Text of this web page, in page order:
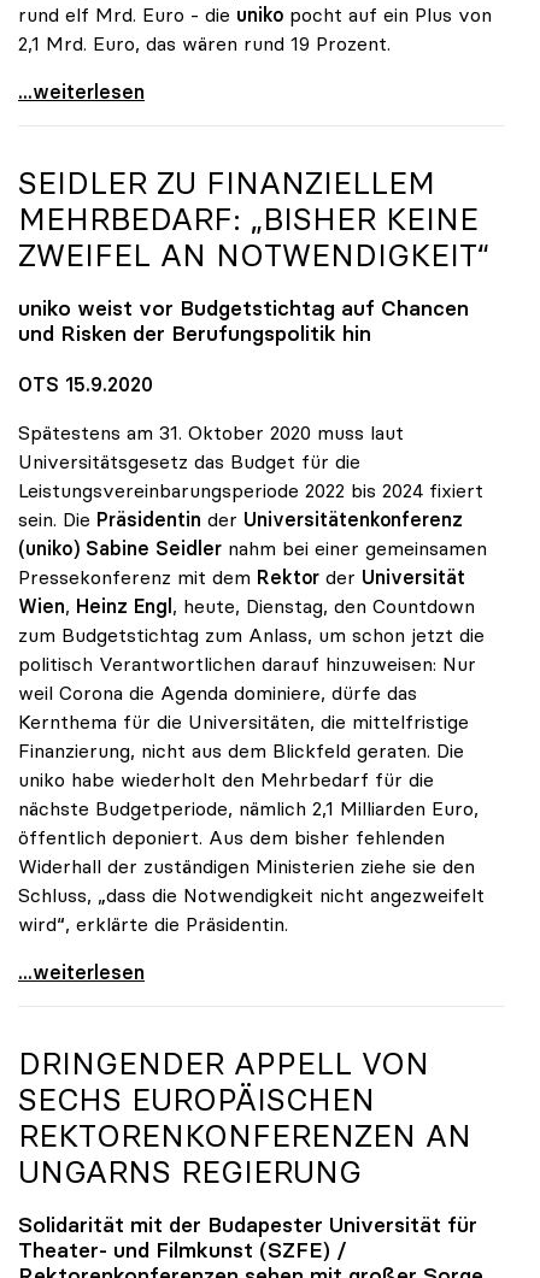
rund elf Mrd. Euro - die uniko pocht auf ein Plus von
2,1 Mrd. Euro, das wären rund 19 Prozent.
Uni-Budget: Ringen um Finanzen ab 2022
...weiterlesen
SEIDLER ZU FINANZIELLEM
MEHRBEDARF: „BISHER KEINE
ZWEIFEL AN NOTWENDIGKEIT“
uniko weist vor Budgetstichtag auf Chancen
und Risken der Berufungspolitik hin
OTS 15.9.2020
Spätestens am 31. Oktober 2020 muss laut
Universitätsgesetz das Budget für die
Leistungsvereinbarungsperiode 2022 bis 2024 fixiert
sein. Die Präsidentin der Universitätenkonferenz
(uniko) Sabine Seidler nahm bei einer gemeinsamen
Pressekonferenz mit dem Rektor der Universität
Wien, Heinz Engl , heute, Dienstag, den Countdown
zum Budgetstichtag zum Anlass, um schon jetzt die
politisch Verantwortlichen darauf hinzuweisen: Nur
weil Corona die Agenda dominiere, dürfe das
Kernthema für die Universitäten, die mittelfristige
Finanzierung, nicht aus dem Blickfeld geraten. Die
uniko habe wiederholt den Mehrbedarf für die
nächste Budgetperiode, nämlich 2,1 Milliarden Euro,
öffentlich deponiert. Aus dem bisher fehlenden
Widerhall der zuständigen Ministerien ziehe sie den
Schluss, „dass die Notwendigkeit nicht angezweifelt
wird“, erklärte die Präsidentin.
Seidler zu finanziellem Mehrbedarf: „Bisher keine
...weiterlesen
DRINGENDER APPELL VON
SECHS EUROPÄISCHEN
REKTORENKONFERENZEN AN
UNGARNS REGIERUNG
Solidarität mit der Budapester Universität für
Theater- und Filmkunst (SZFE) /